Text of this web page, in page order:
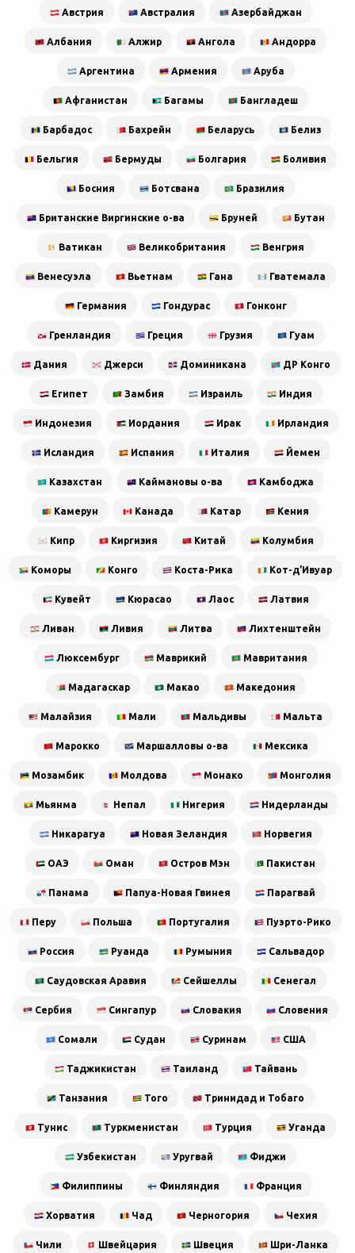
Австрия Австралия Азербайджан
Албания Алжир Ангола Андорра
Аргентина Армения Аруба
Афганистан Багамы Бангладеш
Барбадос Бахрейн Беларусь Белиз
Бельгия Бермуды Болгария Боливия
Босния Ботсвана Бразилия
Британские Виргинские о-ва Бруней Бутан
Ватикан Великобритания Венгрия
Венесуэла Вьетнам Гана Гватемала
Германия Гондурас Гонконг
Гренландия Греция Грузия Гуам
Дания Джерси Доминикана ДР Конго
Египет Замбия Израиль Индия
Индонезия Иордания Ирак Ирландия
Исландия Испания Италия Йемен
Казахстан Каймановы о-ва Камбоджа
Камерун Канада Катар Кения
Кипр Киргизия Китай Колумбия
Коморы Конго Коста-Рика Кот-д’Ивуар
Кувейт Кюрасао Лаос Латвия
Ливан Ливия Литва Лихтенштейн
Люксембург Маврикий Мавритания
Мадагаскар Макао Македония
Малайзия Мали Мальдивы Мальта
Марокко Маршалловы о-ва Мексика
Мозамбик Молдова Монако Монголия
Мьянма Непал Нигерия Нидерланды
Никарагуа Новая Зеландия Норвегия
ОАЭ Оман Остров Мэн Пакистан
Панама Папуа-Новая Гвинея Парагвай
Перу Польша Португалия Пуэрто-Рико
Россия Руанда Румыния Сальвадор
Саудовская Аравия Сейшеллы Сенегал
Сербия Сингапур Словакия Словения
Сомали Судан Суринам США
Таджикистан Таиланд Тайвань
Танзания Того Тринидад и Тобаго
Тунис Туркменистан Турция Уганда
Узбекистан Уругвай Фиджи
Филиппины Финляндия Франция
Хорватия Чад Черногория Чехия
Чили Швейцария Швеция Шри-Ланка